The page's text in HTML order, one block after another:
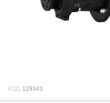
КОД: 129343